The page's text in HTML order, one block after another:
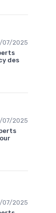
07/2025
des
07/2025
07/2025